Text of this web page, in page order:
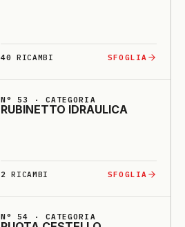
40 RICAMBI SFOGLIA
N° 53 · CATEGORIA
RU­BI­NETTO I­DRAU­LI­CA
2 RICAMBI SFOGLIA
N° 54 · CATEGORIA